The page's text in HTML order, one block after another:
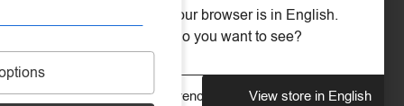
RÉSISTANT À L'OXYDATION Oui
We noticed that your browser is in English.
What store do you want to see?
View store in French View store in English